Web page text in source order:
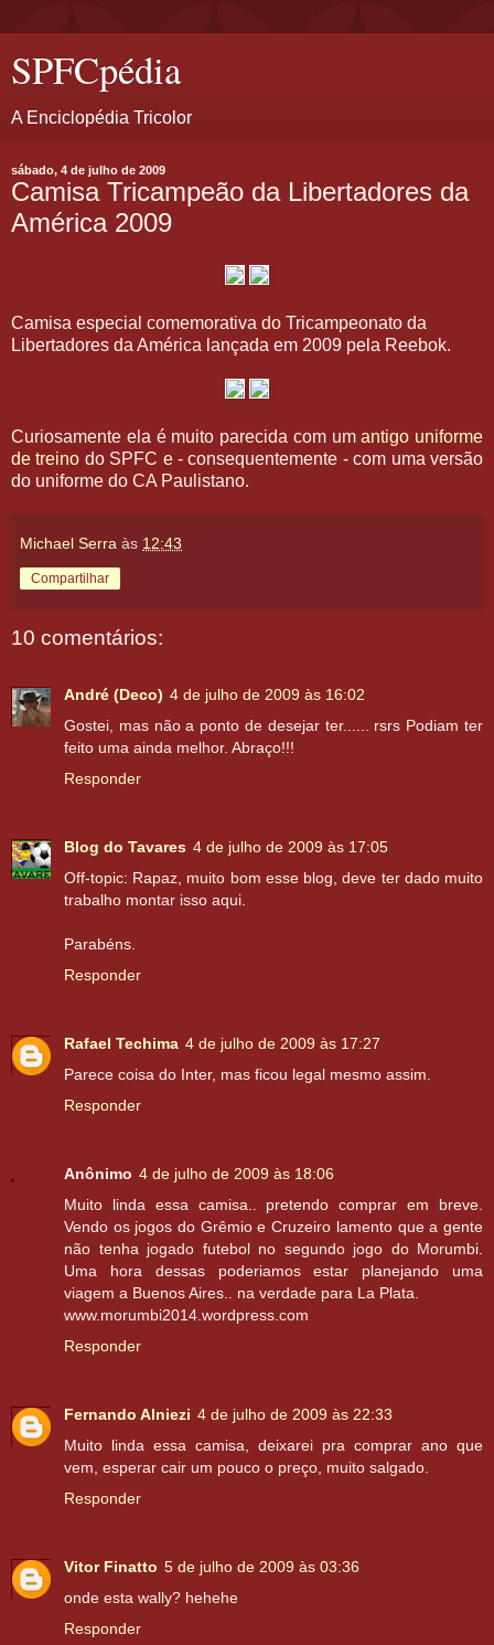
SPFCpédia
A Enciclopédia Tricolor
sábado, 4 de julho de 2009
Camisa Tricampeão da Libertadores da
América 2009
Camisa especial comemorativa do Tricampeonato da
Libertadores da América lançada em 2009 pela Reebok.
Curiosamente ela é muito parecida com umantigo uniforme
de treino do SPFC e - consequentemente - com uma versão
do uniforme do CA Paulistano.
Michael Serra às 12:43
Compartilhar
10 comentários:
André (Deco) 4 de julho de 2009 às 16:02
Gostei, mas não a ponto de desejar ter...... rsrs Podiam ter
feito uma ainda melhor. Abraço!!!
Responder
Blog do Tavares 4 de julho de 2009 às 17:05
Off-topic: Rapaz, muito bom esse blog, deve ter dado muito
trabalho montar isso aqui.
Parabéns.
Responder
Rafael Techima 4 de julho de 2009 às 17:27
Parece coisa do Inter, mas ficou legal mesmo assim.
Responder
Anônimo 4 de julho de 2009 às 18:06
Muito linda essa camisa.. pretendo comprar em breve.
Vendo os jogos do Grêmio e Cruzeiro lamento que a gente
não tenha jogado futebol no segundo jogo do Morumbi.
Uma hora dessas poderiamos estar planejando uma
viagem a Buenos Aires.. na verdade para La Plata.
www.morumbi2014.wordpress.com
Responder
Fernando Alniezi 4 de julho de 2009 às 22:33
Muito linda essa camisa, deixarei pra comprar ano que
vem, esperar cair um pouco o preço, muito salgado.
Responder
Vitor Finatto 5 de julho de 2009 às 03:36
onde esta wally? hehehe
Responder